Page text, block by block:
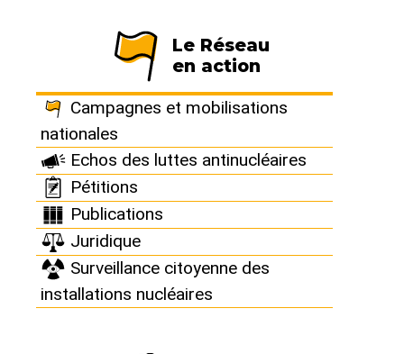
Le Réseau
en action
Campagnes et mobilisations
nationales
Echos des luttes antinucléaires
Pétitions
Publications
Juridique
Surveillance citoyenne des
installations nucléaires
Depuis 1998, le Réseau "Sortir
du nucléaire" a été à l’initiative
des nombreuses campagnes.
Document de
campagne